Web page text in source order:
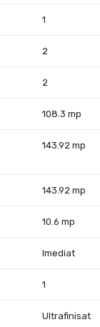
– imobil
Disponibile
utilă ~91 mp
utilă între 97,5 -
între 118,8 -
și dotări
tripan pentru
disponibilă
și instituții culturale
1
2
2
108.3 mp
143.92 mp
143.92 mp
10.6 mp
Imediat
1
Ultrafinisat